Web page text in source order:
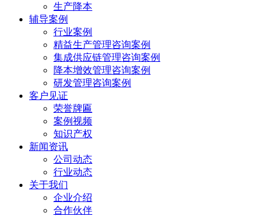
生产降本
辅导案例
行业案例
精益生产管理咨询案例
集成供应链管理咨询案例
降本增效管理咨询案例
研发管理咨询案例
客户见证
荣誉牌匾
案例视频
知识产权
新闻资讯
公司动态
行业动态
关于我们
企业介绍
合作伙伴